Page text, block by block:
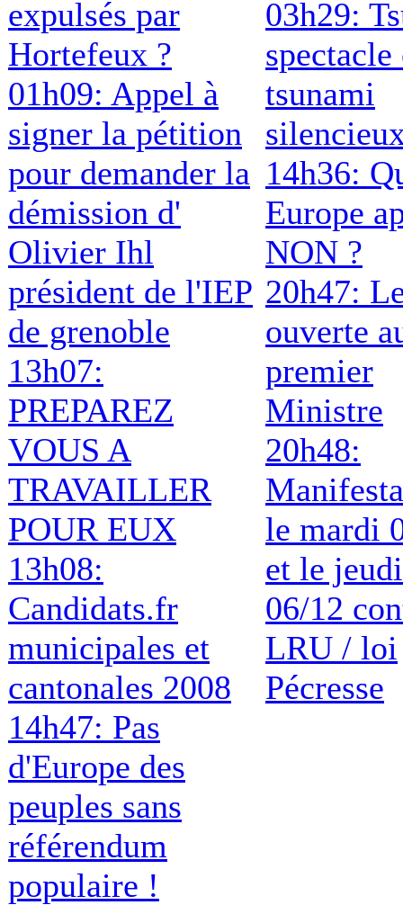
expulsés par
Hortefeux ?
01h09: Appel à
signer la pétition
pour demander la
démission d'
Olivier Ihl
président de l'IEP
de grenoble
13h07:
PREPAREZ
VOUS A
TRAVAILLER
POUR EUX
13h08:
Candidats.fr
municipales et
cantonales 2008
14h47: Pas
d'Europe des
peuples sans
référendum
populaire !
03h29:
spectacle
tsunami
14h36:
Europe
NON ?
20h47:
ouverte
premier
Ministre
20h48:
le mardi
et le jeudi
06/12
LRU / loi
Pécresse